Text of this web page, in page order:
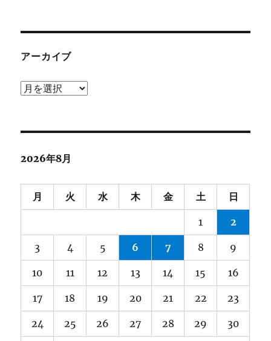
ー
アーカイブ
ア
ブ
2026年8月
月 火 水 木 金 土 日
1 2
3 4 5 6 7 8 9
10 11 12 13 14 15 16
17 18 19 20 21 22 23
24 25 26 27 28 29 30